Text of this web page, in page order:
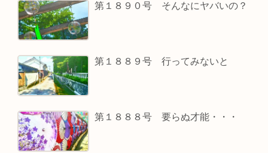
第１８９０号 そんなにヤバいの？
第１８８９号 行ってみないと
第１８８８号 要らぬ才能・・・